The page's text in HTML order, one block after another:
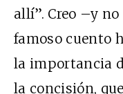
allí”. Creo –y
famoso cuento
la importancia
la concisión,